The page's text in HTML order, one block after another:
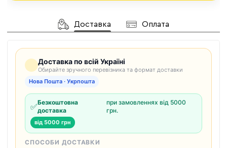
Доставка Оплата
Доставка по всій Україні
Обирайте зручного перевізника та формат доставки
Нова Пошта · Укрпошта
✅Безкоштовна
доставка
при замовленнях від 5000
грн.
від 5000 грн
СПОСОБИ ДОСТАВКИ